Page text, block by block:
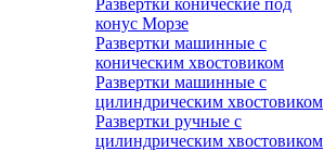
Развертки конические под
конус Морзе
Развертки машинные с
коническим хвостовиком
Развертки машинные с
цилиндрическим хвостовиком
Развертки ручные с
цилиндрическим хвостовиком